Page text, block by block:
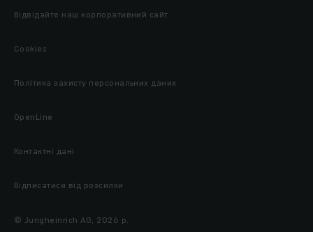
Відвідайте наш корпоративний сайт
Cookies
Політика захисту персональних даних
OpenLine
Контактні дані
Відписатися від розсилки
© Jungheinrich AG, 2026 р.